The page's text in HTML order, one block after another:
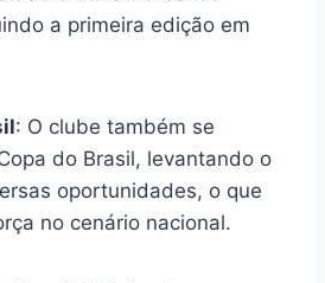
a primeira edição em
: O clube também se
do Brasil, levantando o
oportunidades, o que
no cenário nacional.